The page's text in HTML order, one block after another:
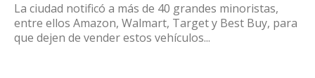
La ciudad notificó a más de 40 grandes minoristas,
entre ellos Amazon, Walmart, Target y Best Buy, para
que dejen de vender estos vehículos...